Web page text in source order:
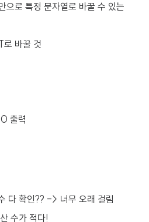
으로 특정 문자열로 바꿀 수 있는
로 바꿀 것
출력
다 확인?? -> 너무 오래 걸림
수가 적다!